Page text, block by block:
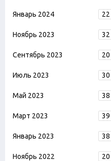
Январь 2024 22
Ноябрь 2023 32
Сентябрь 2023 20
Июль 2023 30
Май 2023 38
Март 2023 39
Январь 2023 38
Ноябрь 2022 20